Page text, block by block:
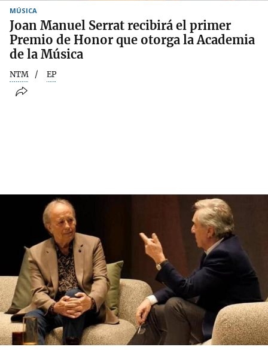
MÚSICA
Joan Manuel Serrat recibirá el primer
Premio de Honor que otorga la Academia
de la Música
NTM EP